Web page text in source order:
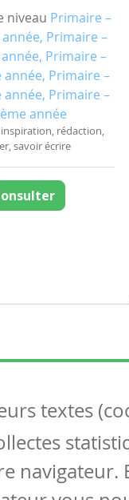
niveau Primaire –
Primaire –
Primaire –
Primaire –
année, Primaire –
année
inspiration, rédaction,
savoir écrire
textes